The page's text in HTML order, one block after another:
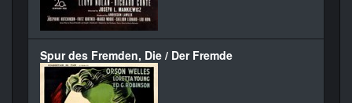
Spur des Fremden, Die / Der Fremde